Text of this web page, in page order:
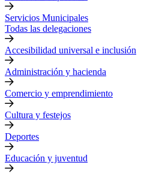
Servicios Municipales
Todas las delegaciones
Accesibilidad universal e inclusión
Administración y hacienda
Comercio y emprendimiento
Cultura y festejos
Deportes
Educación y juventud